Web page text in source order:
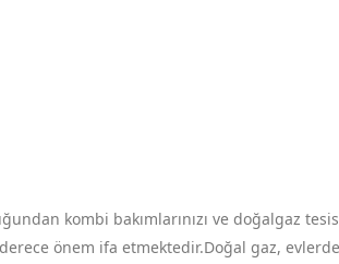
kombi bakımlarınızı ve doğalgaz
önem ifa etmektedir.Doğal gaz,